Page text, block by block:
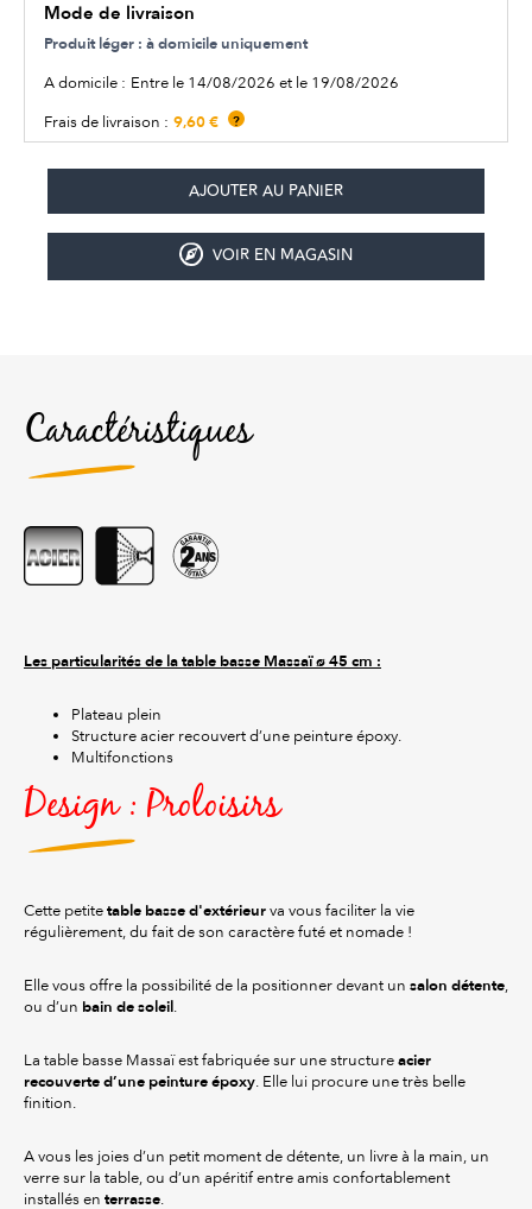
Mode de livraison
Produit léger : à domicile uniquement
A domicile : Entre le 14/08/2026 et le 19/08/2026
Frais de livraison : 9,60 € ?
VOIR EN MAGASIN
Caractéristiques
Les particularités de la table basse Massaï ø 45 cm :
Plateau plein
Structure acier recouvert d’une peinture époxy.
Multifonctions
Design : Proloisirs
Cette petite table basse d'extérieur va vous faciliter la vie
régulièrement, du fait de son caractère futé et nomade !
Elle vous offre la possibilité de la positionner devant un salon détente,
ou d’un bain de soleil.
La table basse Massaï est fabriquée sur une structure acier
recouverte d’une peinture époxy. Elle lui procure une très belle
finition.
A vous les joies d’un petit moment de détente, un livre à la main, un
verre sur la table, ou d’un apéritif entre amis confortablement
installés en terrasse.